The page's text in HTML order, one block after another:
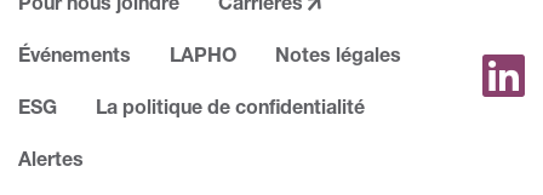
Événements LAPHO Notes légales
ESG La politique de confidentialité
Alertes